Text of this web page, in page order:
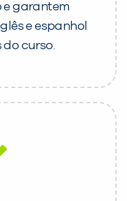
e garantem
e espanhol
curso.